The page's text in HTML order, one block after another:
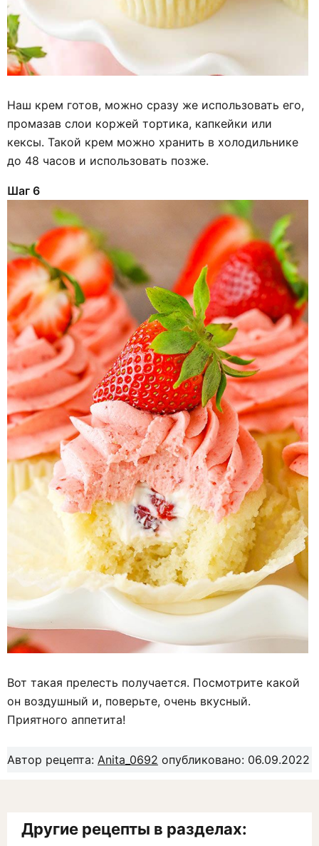
Наш крем готов, можно сразу же использовать его,
промазав слои коржей тортика, капкейки или
кексы. Такой крем можно хранить в холодильнике
до 48 часов и использовать позже.
Шаг 6
Вот такая прелесть получается. Посмотрите какой
он воздушный и, поверьте, очень вкусный.
Приятного аппетита!
Автор рецепта: Anita_0692 опубликовано: 06.09.2022
Другие рецепты в разделах: